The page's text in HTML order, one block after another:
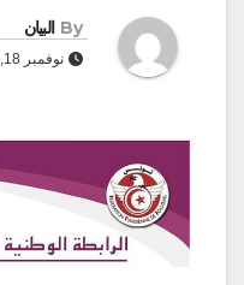
By البيان
نوفمبر 18, 2023